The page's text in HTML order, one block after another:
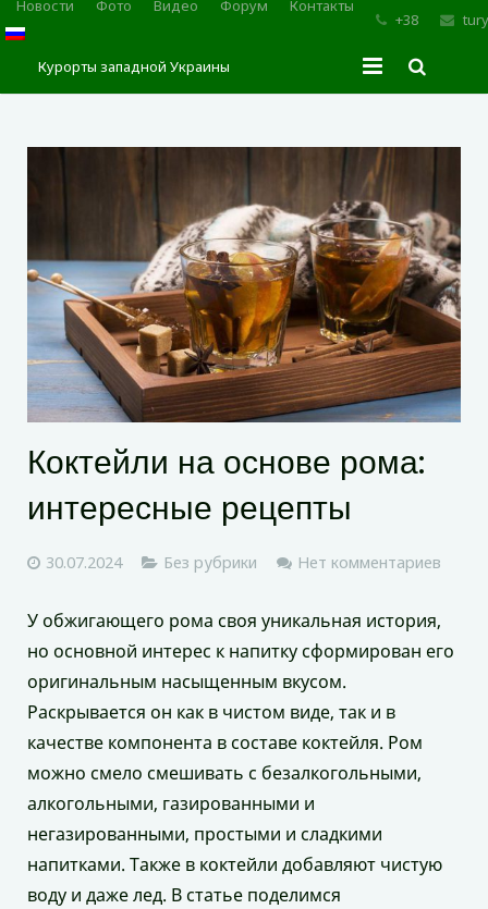
Новости Фото Видео Форум Контакты
+38
Курорты западной Украины
Моршин
Карпаты
Коктейли на основе рома:
интересные рецепты
30.07.2024 Без рубрики Нет комментариев
У обжигающего рома своя уникальная история,
но основной интерес к напитку сформирован его
оригинальным насыщенным вкусом.
Раскрывается он как в чистом виде, так и в
качестве компонента в составе коктейля. Ром
можно смело смешивать с безалкогольными,
алкогольными, газированными и
негазированными, простыми и сладкими
напитками. Также в коктейли добавляют чистую
воду и даже лед. В статье поделимся